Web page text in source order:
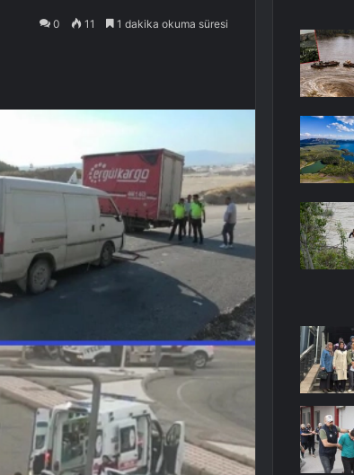
0 11 1 dakika okuma süresi